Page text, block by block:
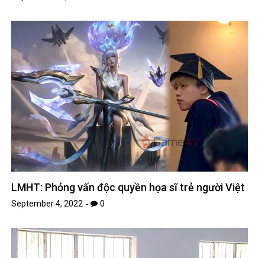
LMHT: Phỏng vấn độc quyền họa sĩ trẻ người Việt
September 4, 2022 0